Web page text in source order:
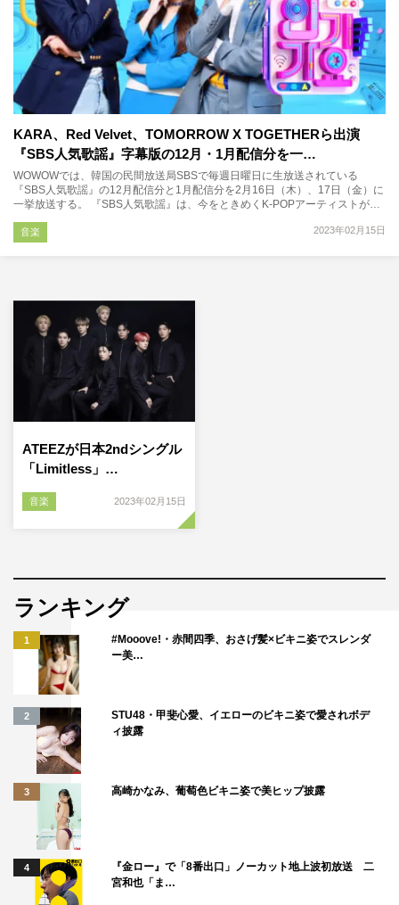
KARA、Red Velvet、TOMORROW X TOGETHERら出演
『SBS人気歌謡』字幕版の12月・1月配信分を一…
WOWOWでは、韓国の民間放送局SBSで毎週日曜日に生放送されている
『SBS人気歌謡』の12月配信分と1月配信分を2月16日（木）、17日（金）に
一挙放送する。 『SBS人気歌謡』は、今をときめくK-POPアーティストが…
2023年02月15日
音楽
ATEEZが日本2ndシングル
「Limitless」…
音楽 2023年02月15日
ランキング
1
#Mooove!・赤間四季、おさげ髪×ビキニ姿でスレンダ
ー美…
2
STU48・甲斐心愛、イエローのビキニ姿で愛されボデ
ィ披露
3 高崎かなみ、葡萄色ビキニ姿で美ヒップ披露
4
『金ロー』で「8番出口」ノーカット地上波初放送 二
宮和也「ま…